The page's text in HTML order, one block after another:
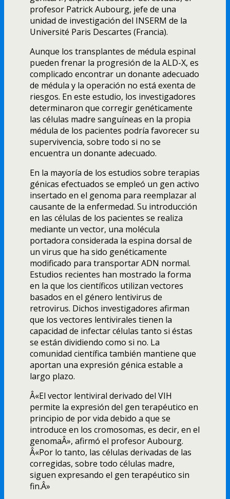
profesor Patrick Aubourg, jefe de una
unidad de investigación del INSERM de la
Université Paris Descartes (Francia).
Aunque los transplantes de médula espinal
pueden frenar la progresión de la ALD-X, es
complicado encontrar un donante adecuado
de médula y la operación no está exenta de
riesgos. En este estudio, los investigadores
determinaron que corregir genéticamente
las células madre sanguí­neas en la propia
médula de los pacientes podrí­a favorecer su
supervivencia, sobre todo si no se
encuentra un donante adecuado.
En la mayorí­a de los estudios sobre terapias
génicas efectuados se empleó un gen activo
insertado en el genoma para reemplazar al
causante de la enfermedad. Su introducción
en las células de los pacientes se realiza
mediante un vector, una molécula
portadora considerada la espina dorsal de
un virus que ha sido genéticamente
modificado para transportar ADN normal.
Estudios recientes han mostrado la forma
en la que los cientí­ficos utilizan vectores
basados en el género lentivirus de
retrovirus. Dichos investigadores afirman
que los vectores lentivirales tienen la
capacidad de infectar células tanto si éstas
se están dividiendo como si no. La
comunidad cientí­fica también mantiene que
aportan una expresión génica estable a
largo plazo.
Â«El vector lentiviral derivado del VIH
permite la expresión del gen terapéutico en
principio de por vida debido a que se
introduce en los cromosomas, es decir, en el
genomaÂ», afirmó el profesor Aubourg.
Â«Por lo tanto, las células derivadas de las
corregidas, sobre todo células madre,
siguen expresando el gen terapéutico sin
fin.Â»